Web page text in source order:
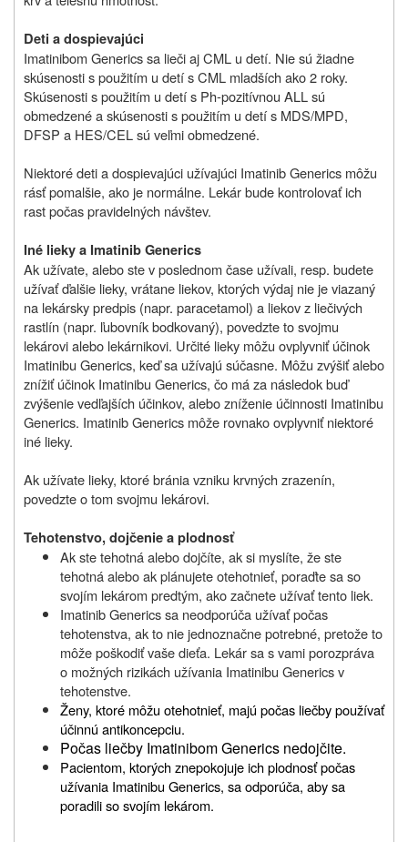
Deti a dospievajúci
Imatinibom Generics sa lieči aj CML u detí. Nie sú žiadne
skúsenosti s použitím u detí s CML mladších ako 2 roky.
Skúsenosti s použitím u detí s Ph-pozitívnou ALL sú
obmedzené a skúsenosti s použitím u detí s MDS/MPD,
DFSP a HES/CEL sú veľmi obmedzené.
Niektoré deti a dospievajúci užívajúci Imatinib Generics môžu
rásť pomalšie, ako je normálne. Lekár bude kontrolovať ich
rast počas pravidelných návštev.
Iné lieky a Imatinib Generics
Ak užívate, alebo ste v poslednom čase užívali, resp. budete
užívať ďalšie lieky, vrátane liekov, ktorých výdaj nie je viazaný
na lekársky predpis (napr. paracetamol) a liekov z liečivých
rastlín (napr. ľubovník bodkovaný), povedzte to svojmu
lekárovi alebo lekárnikovi. Určité lieky môžu ovplyvniť účinok
Imatinibu Generics, keď sa užívajú súčasne. Môžu zvýšiť alebo
znížiť účinok Imatinibu Generics, čo má za následok buď
zvýšenie vedľajších účinkov, alebo zníženie účinnosti Imatinibu
Generics. Imatinib Generics môže rovnako ovplyvniť niektoré
iné lieky.
Ak užívate lieky, ktoré bránia vzniku krvných zrazenín,
povedzte o tom svojmu lekárovi.
Tehotenstvo, dojčenie a plodnosť
Ak ste tehotná alebo dojčíte, ak si myslíte, že ste
tehotná alebo ak plánujete otehotnieť, poraďte sa so
svojím lekárom predtým, ako začnete užívať tento liek.
Imatinib Generics sa neodporúča užívať počas
tehotenstva, ak to nie jednoznačne potrebné, pretožeto
môžepoškodiť vaše dieťa. Lekár sa s vami porozpráva
o možných rizikách užívania Imatinibu Generics v
tehotenstve.
Ženy, ktoré môžu otehotnieť, majú počas liečby používať
účinnú antikoncepciu.
Počas liečby Imatinibom Generics nedojčite.
Pacientom, ktorých znepokojuje ich plodnosť počas
užívania Imatinibu Generics, sa odporúča, aby sa
poradili so svojím lekárom.